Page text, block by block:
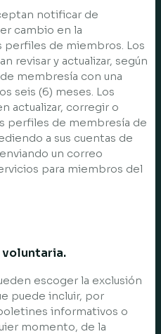
notificar de
cambio en la
perfiles de miembros. Los
revisar y actualizar, según
membresía con una
seis (6) meses. Los
actualizar, corregir o
perfiles de membresía de
a sus cuentas de
un correo
para miembros del
voluntaria.
escoger la exclusión
puede incluir, por
informativos o
momento, de la